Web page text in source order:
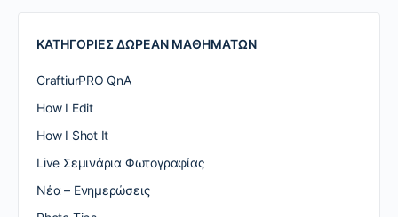
ΚΑΤΗΓΟΡΙΕΣ ΔΩΡΕΑΝ ΜΑΘΗΜΑΤΩΝ
CraftiurPRO QnA
How I Edit
How I Shot It
Live Σεμινάρια Φωτογραφίας
Nέα – Ενημερώσεις